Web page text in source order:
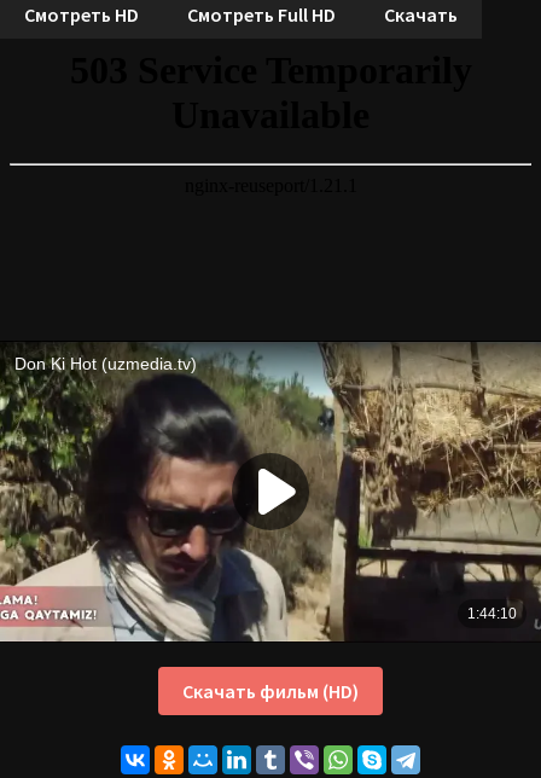
Смотреть HD Смотреть Full HD Скачать
Скачать фильм (HD)